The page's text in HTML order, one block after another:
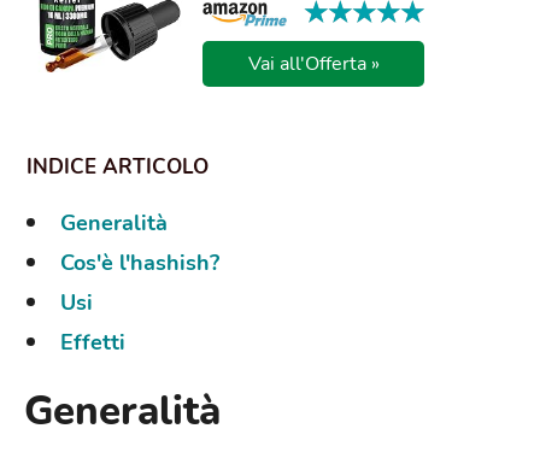
★★★★★
★★★★★
Vai all'Offerta »
Generalità
Cos'è l'hashish?
Usi
Effetti
Generalità